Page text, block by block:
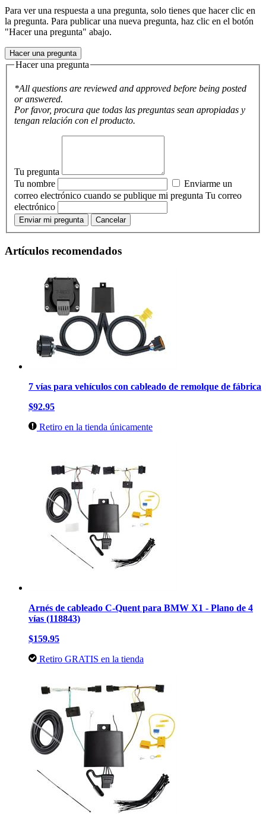
Para ver una respuesta a una pregunta, solo tienes que hacer clic en
la pregunta. Para publicar una nueva pregunta, haz clic en el botón
"Hacer una pregunta" abajo.
Hacer una pregunta
Hacer una pregunta
*All questions are reviewed and approved before being posted
or answered.
Por favor, procura que todas las preguntas sean apropiadas y
tengan relación con el producto.
Tu pregunta
Tu nombre
Enviarme un
correo electrónico cuando se publique mi pregunta Tu correo
electrónico
Enviar mi pregunta Cancelar
Artículos recomendados
7 vías para vehículos con cableado de remolque de fábrica
$92.95
Retiro en la tienda únicamente
Arnés de cableado C-Quent para BMW X1 - Plano de 4
vías (118843)
$159.95
Retiro GRATIS en la tienda